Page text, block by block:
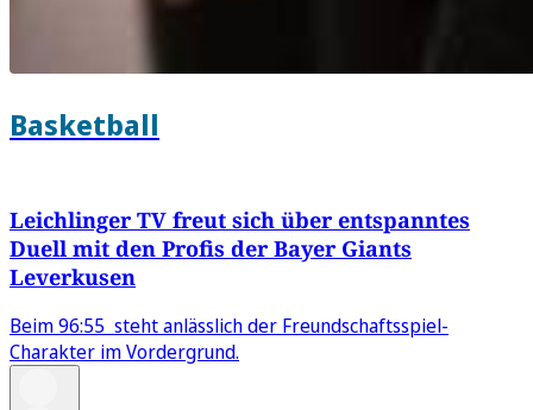
Basketball
Leichlinger TV freut sich über entspanntes
Duell mit den Profis der Bayer Giants
Leverkusen
Beim 96:55 steht anlässlich der Freundschaftsspiel-
Charakter im Vordergrund.